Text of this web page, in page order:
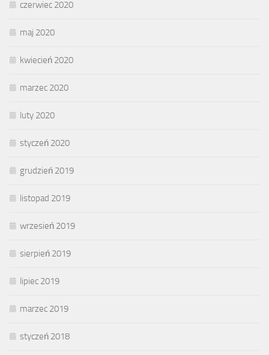
czerwiec 2020
maj 2020
kwiecień 2020
marzec 2020
luty 2020
styczeń 2020
grudzień 2019
listopad 2019
wrzesień 2019
sierpień 2019
lipiec 2019
marzec 2019
styczeń 2018